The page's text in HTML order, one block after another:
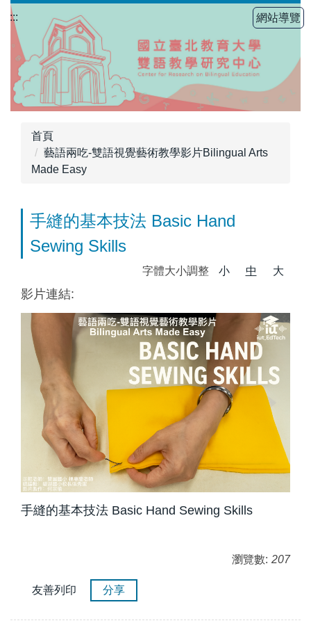
跳
到
主
要
容
區
::: 網站導覽
首頁
藝語兩吃-雙語視覺藝術教學影片Bilingual Arts
Made Easy
手縫的基本技法 Basic Hand
Sewing Skills
字體大小調整 小 中 大
影片連結:
手縫的基本技法 Basic Hand Sewing Skills
瀏覽數: 207
友善列印 分享